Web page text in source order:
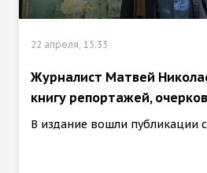
22 апреля, 15:33
Журналист Матвей
книгу репортажей,
В издание вошли публикации